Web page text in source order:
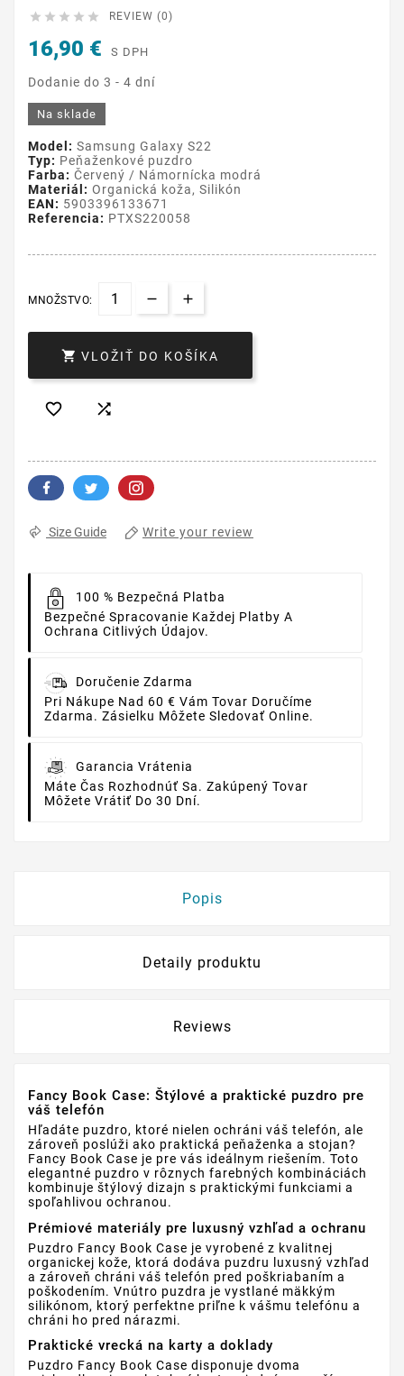
     REVIEW (0)
16,90 € S DPH
Dodanie do 3 - 4 dní
Na sklade
Model: Samsung Galaxy S22
Typ: Peňaženkové puzdro
Farba: Červený / Námornícka modrá
Materiál: Organická koža, Silikón
EAN: 5903396133671
Referencia: PTXS220058
MNOŽSTVO:
 VLOŽIŤ DO KOŠÍKA
 
Size Guide Write your review
100 % Bezpečná Platba
Bezpečné Spracovanie Každej Platby A
Ochrana Citlivých Údajov.
Doručenie Zdarma
Pri Nákupe Nad 60 € Vám Tovar Doručíme
Zdarma. Zásielku Môžete Sledovať Online.
Garancia Vrátenia
Máte Čas Rozhodnúť Sa. Zakúpený Tovar
Môžete Vrátiť Do 30 Dní.
Popis
Detaily produktu
Reviews
Fancy Book Case: Štýlové a praktické puzdro pre
váš telefón
Hľadáte puzdro, ktoré nielen ochráni váš telefón, ale
zároveň poslúži ako praktická peňaženka a stojan?
Fancy Book Case je pre vás ideálnym riešením. Toto
elegantné puzdro v rôznych farebných kombináciách
kombinuje štýlový dizajn s praktickými funkciami a
spoľahlivou ochranou.
Prémiové materiály pre luxusný vzhľad a ochranu
Puzdro Fancy Book Case je vyrobené z kvalitnej
organickej kože, ktorá dodáva puzdru luxusný vzhľad
a zároveň chráni váš telefón pred poškriabaním a
poškodením. Vnútro puzdra je vystlané mäkkým
silikónom, ktorý perfektne priľne k vášmu telefónu a
chráni ho pred nárazmi.
Praktické vrecká na karty a doklady
Puzdro Fancy Book Case disponuje dvoma